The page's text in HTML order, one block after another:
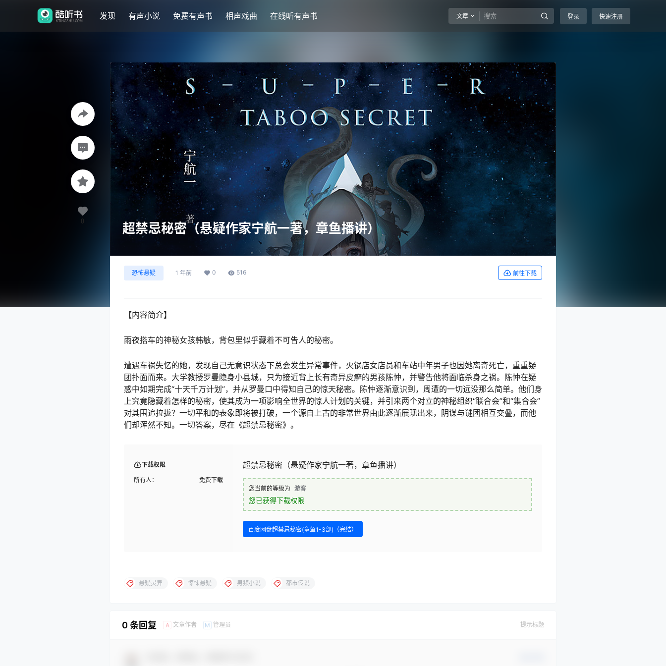
发现 有声小说 免费有声书 相声戏曲 在线听有声书 文章 登录 快速注册
超禁忌秘密（悬疑作家宁航一著，章鱼播讲）
恐怖悬疑 1 年前 0 516 前往下载
【内容简介】
雨夜搭车的神秘女孩韩敏，背包里似乎藏着不可告人的秘密。
遭遇车祸失忆的她，发现自己无意识状态下总会发生异常事件，火锅店女店员和车站中年男子也因她离奇死亡，重重疑
团扑面而来。大学教授罗曼隐身小县城，只为接近背上长有奇异皮癣的男孩陈忡，并警告他将面临杀身之祸。陈忡在疑
惑中如期完成“十天千万计划”，并从罗曼口中得知自己的惊天秘密。陈忡逐渐意识到，周遭的一切远没那么简单。他们身
上究竟隐藏着怎样的秘密，使其成为一项影响全世界的惊人计划的关键，并引来两个对立的神秘组织“联合会”和“集合会”
对其围追拉拢？一切平和的表象即将被打破，一个源自上古的非常世界由此逐渐展现出来，阴谋与谜团相互交叠，而他
们却浑然不知。一切答案，尽在《超禁忌秘密》。
下载权限
所有人： 免费下载
超禁忌秘密（悬疑作家宁航一著，章鱼播讲）
您当前的等级为 游客
您已获得下载权限
百度网盘超禁忌秘密(章鱼1-3部)（完结）
0
悬疑灵异 惊悚悬疑 男频小说 都市传说
0 条回复 A 文章作者 M 管理员 提示标题